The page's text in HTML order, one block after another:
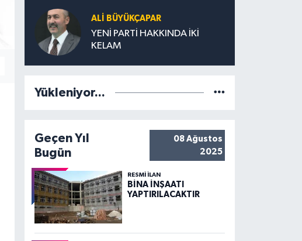
ALİ BÜYÜKÇAPAR
YENİ PARTİ HAKKINDA İKİ
KELAM
Yükleniyor...
Geçen Yıl
Bugün
08 Ağustos
2025
RESMİ İLAN
BİNA İNŞAATI
YAPTIRILACAKTIR